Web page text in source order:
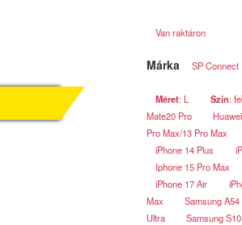
Van raktáron
Márka SP Connect
Méret: L Szín:
Mate20 Pro
Pro Max/13 Pro Max
iPhone 14 Plus
Iphone 15 Pro Max
iPhone 17 Air
Max
Samsung A54
Ultra
Samsung